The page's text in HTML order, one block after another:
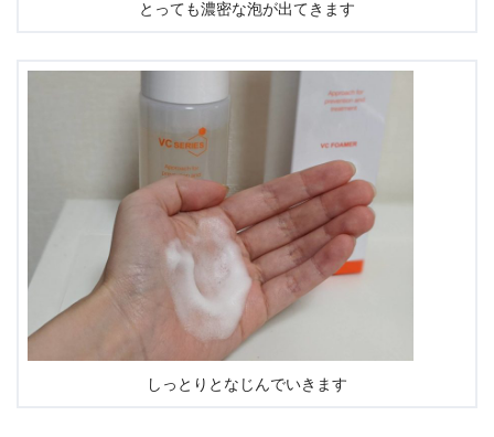
とっても濃密な泡が出てきます
しっとりとなじんでいきます